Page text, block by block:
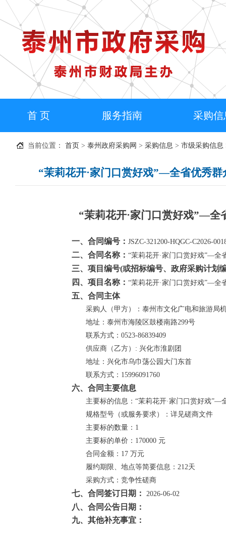
首 页 服务指南 采购信
当前位置： 首页 > 泰州政府采购网 > 采购信息 > 市级采购信息
“茉莉花开·家门口赏好戏”—全省优秀
“茉莉花开·家门口赏好戏”—全
一、合同编号： JSZC-321200-HQGC-C2026-
二、合同名称： “茉莉花开·家门口赏好戏”—全
三、项目编号(或招标编号、政府采购计划
四、项目名称： “茉莉花开·家门口赏好戏”—全
五、合同主体
采购人（甲方）： 泰州市文化广电和旅游局
地址： 泰州市海陵区鼓楼南路299号
联系方式： 0523-86839409
供应商（乙方）: 兴化市淮剧团
地址： 兴化市乌巾荡公园大门东首
联系方式： 15996091760
六、合同主要信息
主要标的信息： “茉莉花开·家门口赏好戏”—
规格型号（或服务要求）： 详见磋商文件
主要标的数量： 1
主要标的单价： 170000 元
合同金额： 17 万元
履约期限、地点等简要信息： 212天
采购方式： 竞争性磋商
七、合同签订日期： 2026-06-02
八、合同公告日期：
九、其他补充事宜：